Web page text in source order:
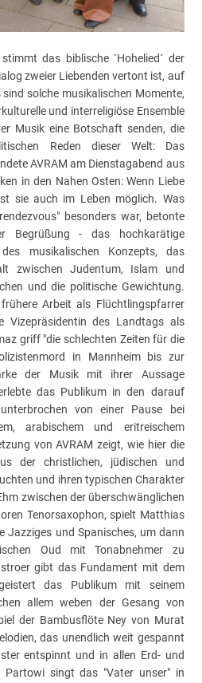
das biblische `Hohelied´ der
zweier Liebenden vertont ist, auf
solche musikalischen Momente,
und interreligiöse Ensemble
Musik eine Botschaft senden, die
Reden dieser Welt: Das
AVRAM am Dienstagabend aus
in den Nahen Osten: Wenn Liebe
sie auch im Leben möglich. Was
besonders war, betonte
Begrüßung - das hochkarätige
musikalischen Konzepts, das
zwischen Judentum, Islam und
und die politische Gewichtung.
Arbeit als Flüchtlingspfarrer
Vizepräsidentin des Landtags als
griff "die schlechten Zeiten für die
in Mannheim bis zur
der Musik mit ihrer Aussage
das Publikum in den darauf
von einer Pause bei
arabischem und eritreischem
von AVRAM zeigt, wie hier die
der christlichen, jüdischen und
und ihren typischen Charakter
zwischen der überschwänglichen
Tenorsaxophon, spielt Matthias
Jazziges und Spanisches, um dann
Oud mit Tonabnehmer zu
gibt das Fundament mit dem
das Publikum mit seinem
allem weben der Gesang von
der Bambusflöte Ney von Murat
das unendlich weit gespannt
entspinnt und in allen Erd- und
Partowi singt das "Vater unser" in